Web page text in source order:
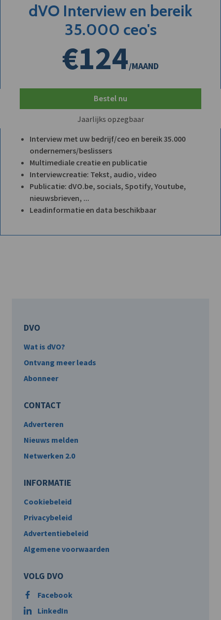
dVO Interview en bereik
35.000 ceo's
€124/MAAND
Bestel nu
Jaarlijks opzegbaar
Interview met uw bedrijf/ceo en bereik 35.000
ondernemers/beslissers
Multimediale creatie en publicatie
Interviewcreatie: Tekst, audio, video
Publicatie: dVO.be, socials, Spotify, Youtube,
nieuwsbrieven, ...
Leadinformatie en data beschikbaar
DVO
Wat is dVO?
Ontvang meer leads
Abonneer
CONTACT
Adverteren
Nieuws melden
Netwerken 2.0
INFORMATIE
Cookiebeleid
Privacybeleid
Advertentiebeleid
Algemene voorwaarden
VOLG DVO
Facebook
LinkedIn